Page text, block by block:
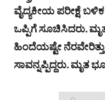
ವೈದ್ಯಕೀಯ ಪರೀಕ್ಷೆ
ಒಪ್ಪಿಗೆ ಸೂಚಿಸಿದರು.
ಹಿಂದೆಯಷ್ಟೇ
ಸಾವನ್ನಪ್ಪಿದ್ದರು.